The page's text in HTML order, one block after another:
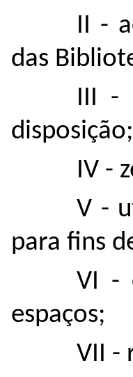
II -
das
III -
disposição;
IV -
V -
para fins
VI -
espaços;
VII -